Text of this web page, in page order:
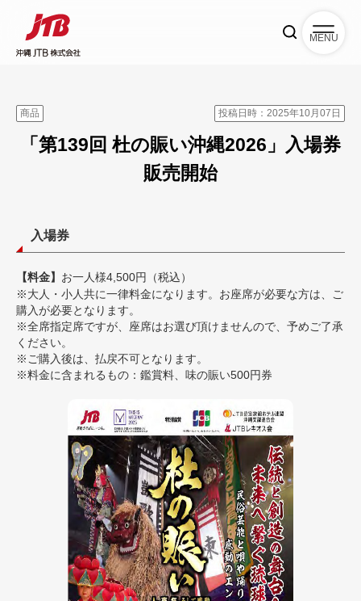
MENU
商品 投稿日時：2025年10月07日
「第139回 杜の賑い沖縄2026」入場券
販売開始
入場券
【料金】 お一人様4,500円（税込）
※大人・小人共に一律料金になります。お座席が必要な方は、ご
購入が必要となります。
※全席指定席ですが、座席はお選び頂けませんので、予めご了承
ください。
※ご購入後は、払戻不可となります。
※料金に含まれるもの：鑑賞料、味の賑い500円券